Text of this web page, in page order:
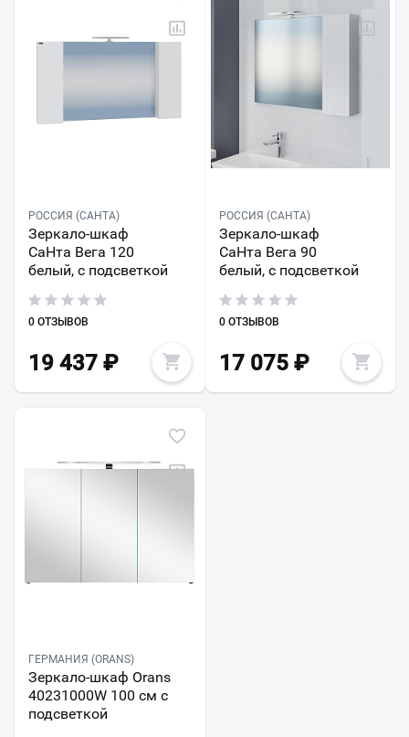
РОССИЯ (САНТА)
Зеркало-шкаф
СаНта Вега 120
белый, с подсветкой
0 ОТЗЫВОВ
19 437 ₽
РОССИЯ (САНТА)
Зеркало-шкаф
СаНта Вега 90
белый, с подсветкой
0 ОТЗЫВОВ
17 075₽
ГЕРМАНИЯ (ORANS)
Зеркало-шкаф Orans
40231000W 100 см с
подсветкой